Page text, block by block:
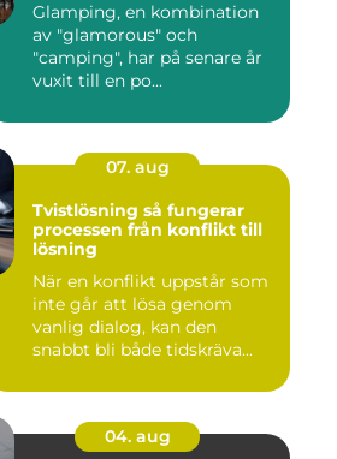
Glamping, en kombination
av "glamorous" och
"camping", har på senare år
vuxit till en po...
07. aug
Tvistlösning så fungerar
processen från konflikt till
lösning
När en konflikt uppstår som
inte går att lösa genom
vanlig dialog, kan den
snabbt bli både tidskräva...
04. aug